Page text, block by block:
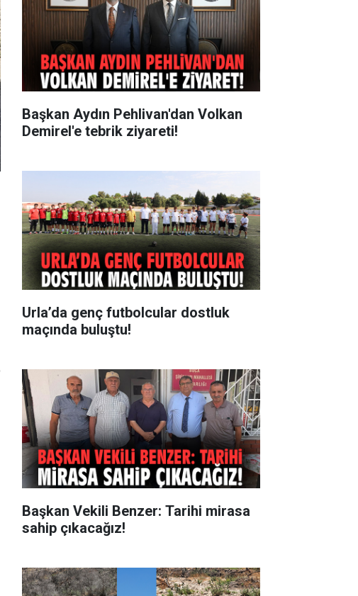
Başkan Aydın Pehlivan'dan Volkan
Demirel'e tebrik ziyareti!
Urla’da genç futbolcular dostluk
maçında buluştu!
Başkan Vekili Benzer: Tarihi mirasa
sahip çıkacağız!